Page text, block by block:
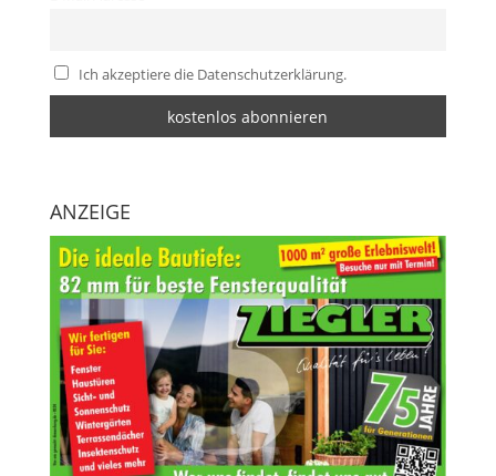
Ich akzeptiere die Datenschutzerklärung.
ANZEIGE